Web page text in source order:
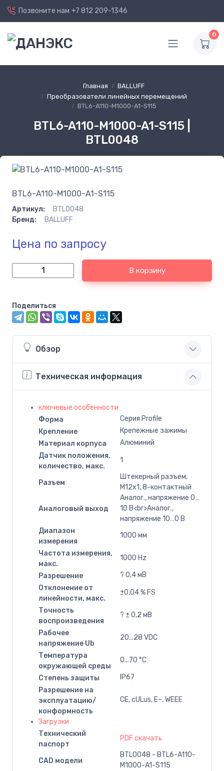
Позвоните нам +7 812 209-1346
0
Главная
BALLUFF
Преобразователи линейных перемещений
BTL6-A110-M1000-A1-S115
BTL6-A110-M1000-A1-S115 |
BTL0048
BTL6-A110-M1000-A1-S115
Артикул:
BTL0048
Бренд:
BALLUFF
Цена по запросу
В корзину
Поделиться
Обзор
Техническая информация
ключевые особенности
Форма
Серия Profile
Крепление
Крепежные зажимы
Материал корпуса
Алюминий
Датчик положения,
количество, макс.
1
Разъем
Штекерный разъем,
M12x1, 8-контактный
Аналоговый выход
Аналог., напряжение 0…
10 В<br>Аналог.,
напряжение 10…0 В
Диапазон
измерения
1000 мм
Частота измерения,
макс.
1000 Hz
Разрешение
? 0,4 мВ
Отклонение от
линейности, макс.
±0,04 % FS
Точность
воспроизведения
? ± 0,2 мВ
Рабочее
напряжение Ub
20...28 VDC
Температура
окружающей среды
0...70 °C
Степень защиты
IP67
Разрешение на
эксплуатацию/
конформность
CE, cULus, E~, WEEE
Загрузки
Технический
паспорт
PDF скачать
CAD модели
BTL0048 - BTL6-A110-
M1000-A1-S115